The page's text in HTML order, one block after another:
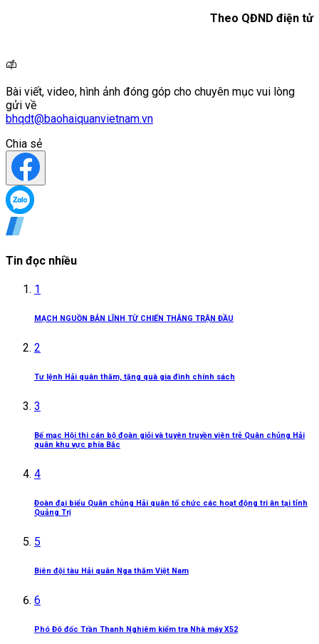
Theo QĐND điện tử
Bài viết, video, hình ảnh đóng góp cho chuyên mục vui lòng
gửi về
bhqdt@baohaiquanvietnam.vn
Chia sẻ
Tin đọc nhiều
1
MẠCH NGUỒN BẢN LĨNH TỪ CHIẾN THẮNG TRẬN ĐẦU
2
Tư lệnh Hải quân thăm, tặng quà gia đình chính sách
3
Bế mạc Hội thi cán bộ đoàn giỏi và tuyên truyền viên trẻ Quân chủng Hải
quân khu vực phía Bắc
4
Đoàn đại biểu Quân chủng Hải quân tổ chức các hoạt động tri ân tại tỉnh
Quảng Trị
5
Biên đội tàu Hải quân Nga thăm Việt Nam
6
Phó Đô đốc Trần Thanh Nghiêm kiểm tra Nhà máy X52